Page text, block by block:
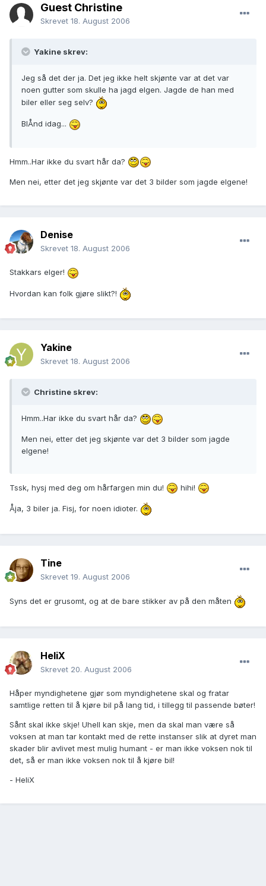
Guest Christine
Skrevet 18. August 2006
Yakine skrev:
Jeg så det der ja. Det jeg ikke helt skjønte var at det var
noen gutter som skulle ha jagd elgen. Jagde de han med
biler eller seg selv?
BlÅnd idag...
Hmm..Har ikke du svart hår da?
Men nei, etter det jeg skjønte var det 3 bilder som jagde elgene!
Denise
Skrevet 18. August 2006
Stakkars elger!
Hvordan kan folk gjøre slikt?!
Yakine
Skrevet 18. August 2006
Christine skrev:
Hmm..Har ikke du svart hår da?
Men nei, etter det jeg skjønte var det 3 bilder som jagde
elgene!
Tssk, hysj med deg om hårfargen min du! hihi!
Åja, 3 biler ja. Fisj, for noen idioter.
Tine
Skrevet 19. August 2006
Syns det er grusomt, og at de bare stikker av på den måten
HeliX
Skrevet 20. August 2006
Håper myndighetene gjør som myndighetene skal og fratar
samtlige retten til å kjøre bil på lang tid, i tillegg til passende bøter!
Sånt skal ikke skje! Uhell kan skje, men da skal man være så
voksen at man tar kontakt med de rette instanser slik at dyret man
skader blir avlivet mest mulig humant - er man ikke voksen nok til
det, så er man ikke voksen nok til å kjøre bil!
- HeliX